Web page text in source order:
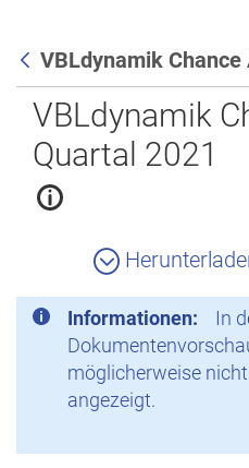
Zurück
VBLdynamik Chance
VBLdynamik
Quartal 2021
Informationen:
In
möglicherweise
angezeigt.